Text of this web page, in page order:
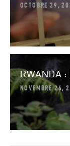
OCTOBRE 29,
RWANDA
NOVEMBRE 26,